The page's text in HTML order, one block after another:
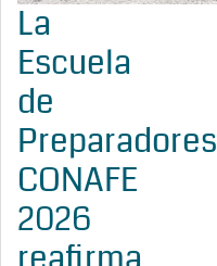
La
Escuela
de
Preparadores
CONAFE
2026